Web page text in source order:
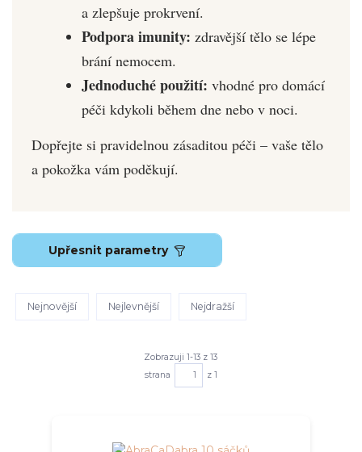
a zlepšuje prokrvení.
Podpora imunity: zdravější tělo se lépe
brání nemocem.
Jednoduché použití: vhodné pro domácí
péči kdykoli během dne nebo v noci.
Dopřejte si pravidelnou zásaditou péči – vaše tělo
a pokožka vám poděkují.
Upřesnit parametry
Nejnovější Nejlevnější Nejdražší
Zobrazuji 1-13 z 13
strana
z 1